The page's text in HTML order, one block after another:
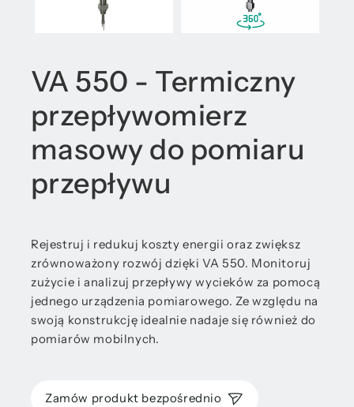
VA 550 - Termiczny
przepływomierz
masowy do pomiaru
przepływu
Rejestruj i redukuj koszty energii oraz zwiększ
zrównoważony rozwój dzięki VA 550. Monitoruj
zużycie i analizuj przepływy wycieków za pomocą
jednego urządzenia pomiarowego. Ze względu na
swoją konstrukcję idealnie nadaje się również do
pomiarów mobilnych.
Zamów produkt bezpośrednio